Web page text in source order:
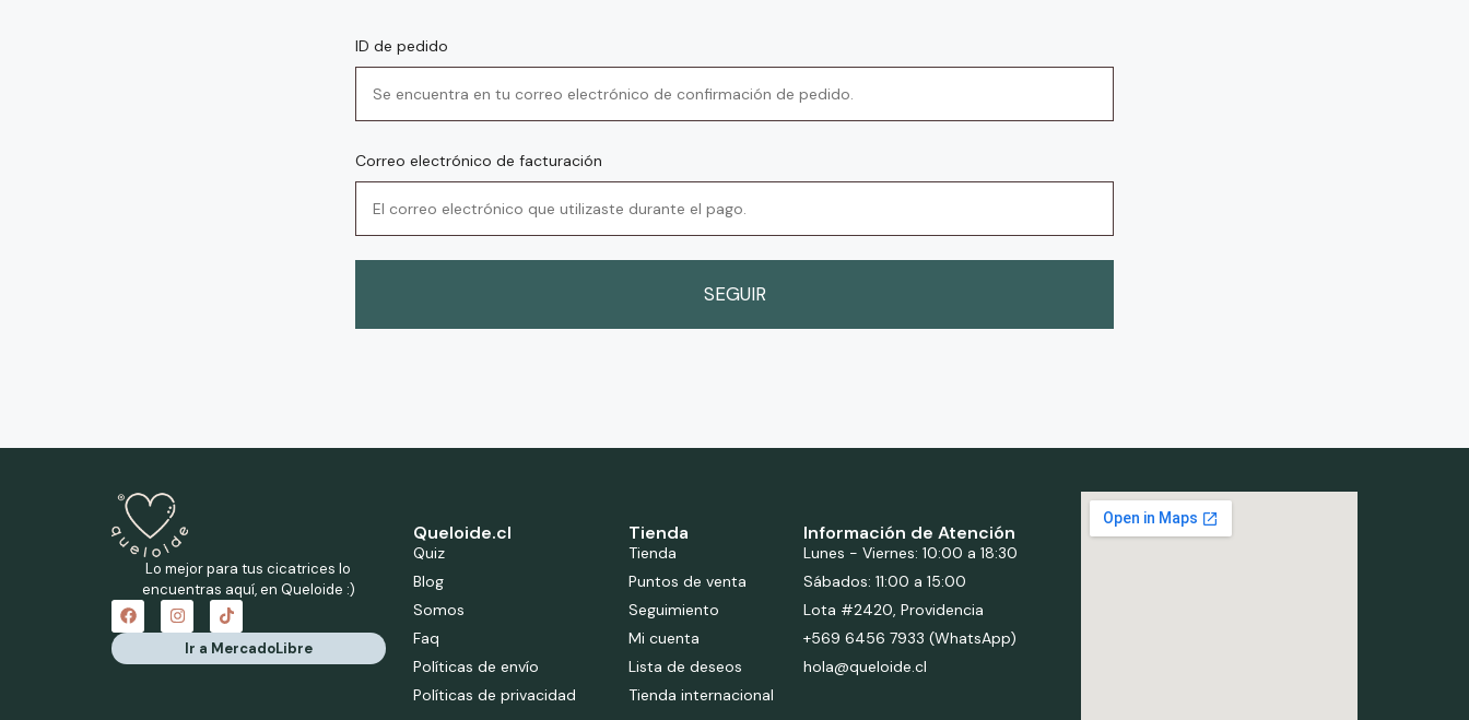
ID de pedido
Correo electrónico de facturación
SEGUIR
Lo mejor para tus cicatrices lo
encuentras aquí, en Queloide :)
Ir a MercadoLibre
Queloide.cl
Quiz
Blog
Somos
Faq
Políticas de envío
Políticas de privacidad
Tienda
Tienda
Puntos de venta
Seguimiento
Mi cuenta
Lista de deseos
Tienda internacional
Información de Atención
Lunes - Viernes: 10:00 a 18:30
Sábados: 11:00 a 15:00
Lota #2420, Providencia
+569 6456 7933 (WhatsApp)
hola@queloide.cl